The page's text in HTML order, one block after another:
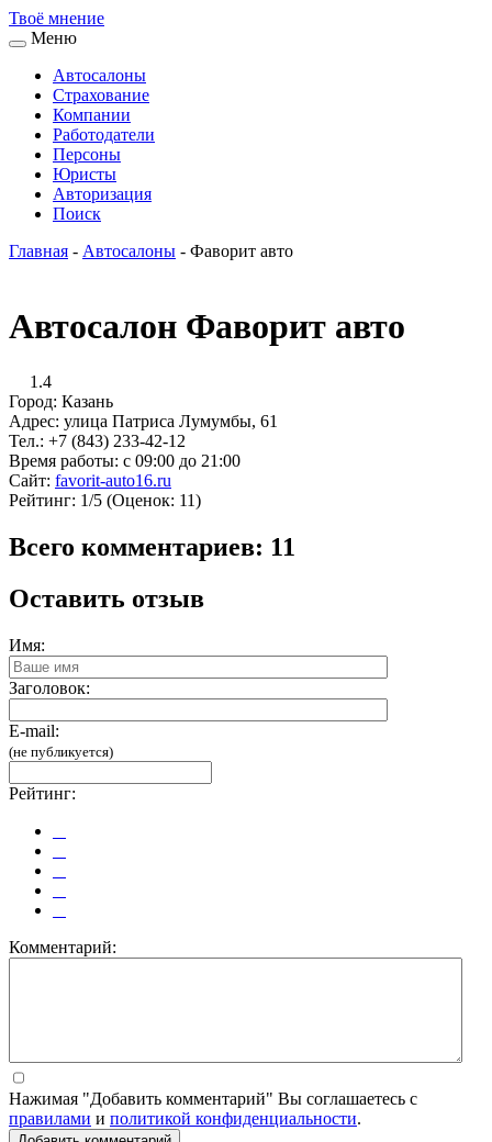
Твоё мнение
Меню
Автосалоны
Страхование
Компании
Работодатели
Персоны
Юристы
Авторизация
Поиск
Главная - Автосалоны - Фаворит авто
Автосалон Фаворит авто
1.4
Город: Казань
Адрес: улица Патриса Лумумбы, 61
Тел.: +7 (843) 233-42-12
Время работы: с 09:00 до 21:00
Сайт: favorit-auto16.ru
Рейтинг: 1/5 (Оценок: 11)
Всего комментариев: 11
Оставить отзыв
Имя:
Заголовок:
E-mail:
(не публикуется)
Рейтинг:
Комментарий:
Нажимая "Добавить комментарий" Вы соглашаетесь с
правилами и политикой конфиденциальности.